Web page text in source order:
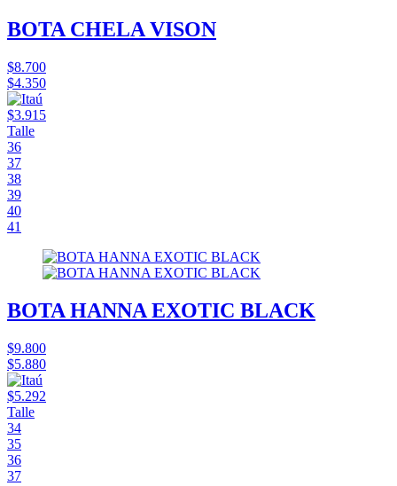
BOTA CHELA VISON
$8.700
$4.350
$3.915
Talle
36
37
38
39
40
41
BOTA HANNA EXOTIC BLACK
$9.800
$5.880
$5.292
Talle
34
35
36
37